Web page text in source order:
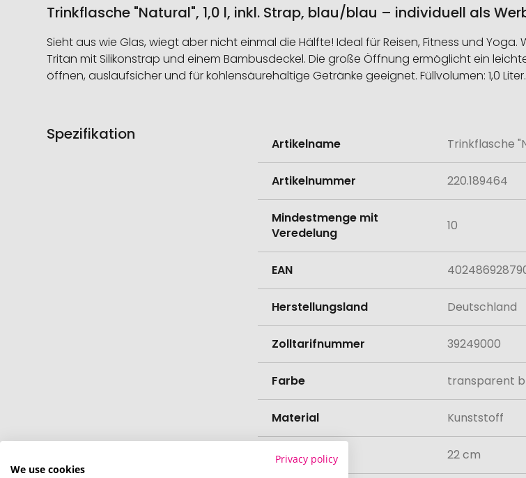
Trinkflasche "Natural", 1,0 l, inkl. Strap, blau/blau – individuell als
Sieht aus wie Glas, wiegt aber nicht einmal die Hälfte! Ideal für Reisen, Fitness und
Tritan mit Silikonstrap und einem Bambusdeckel. Die große Öffnung ermöglicht ein
öffnen, auslaufsicher und für kohlensäurehaltige Getränke geeignet. Füllvolumen: 1,0 Liter.
Spezifikation
Informationen
Artikelname Trinkflasche
Artikelnummer 220.189464
Mindestmenge mit
Veredelung
10
EAN
Herstellungsland Deutschland
Zolltarifnummer 39249000
Farbe transparent
Material Kunststoff
Höhe 22 cm
Privacy policy
We use cookies